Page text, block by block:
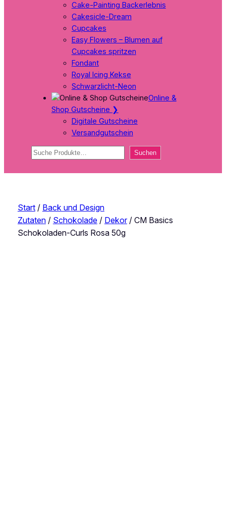
Cake-Painting Backerlebnis
Cakesicle-Dream
Cupcakes
Easy Flowers – Blumen auf
Cupcakes spritzen
Fondant
Royal Icing Kekse
Schwarzlicht-Neon
Online &
Shop Gutscheine ❯
Digitale Gutscheine
Versandgutschein
Suchen Suchen
Start/ Back und Design
Zutaten/ Schokolade/ Dekor/ CM Basics
Schokoladen-Curls Rosa 50g